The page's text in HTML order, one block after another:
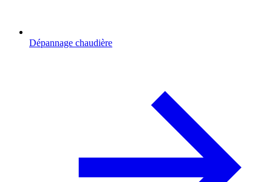
Dépannage chaudière